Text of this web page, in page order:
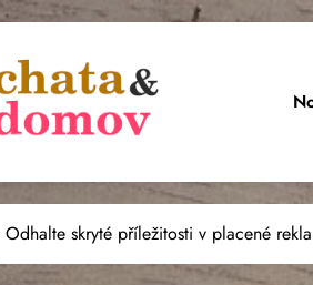
domov
chatu či domov
Odhalte skryté příležitosti v placené